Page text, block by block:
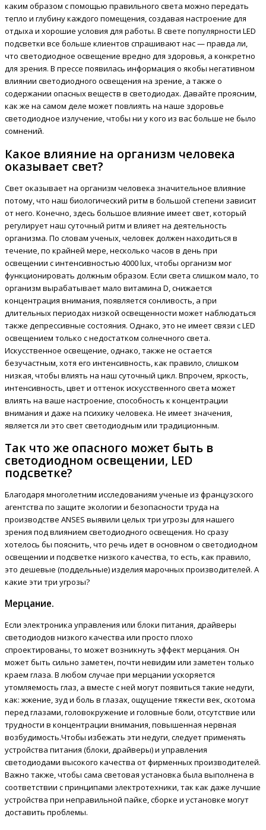
каким образом с помощью правильного света можно передать
тепло и глубину каждого помещения, создавая настроение для
отдыха и хорошие условия для работы. В свете популярности LED
подсветки все больше клиентов спрашивают нас — правда ли,
что светодиодное освещение вредно для здоровья, а конкретно
для зрения. В прессе появилась информация о якобы негативном
влиянии светодиодного освещения на зрение, а также о
содержании опасных веществ в светодиодах. Давайте проясним,
как же на самом деле может повлиять на наше здоровье
светодиодное излучение, чтобы ни у кого из вас больше не было
сомнений.
Какое влияние на организм человека
оказывает свет?
Свет оказывает на организм человека значительное влияние
потому, что наш биологический ритм в большой степени зависит
от него. Конечно, здесь большое влияние имеет свет, который
регулирует наш суточный ритм и влияет на деятельность
организма. По словам ученых, человек должен находиться в
течение, по крайней мере, несколько часов в день при
освещении с интенсивностью 4000 lux, чтобы организм мог
функционировать должным образом. Если света слишком мало, то
организм вырабатывает мало витамина D, снижается
концентрация внимания, появляется сонливость, а при
длительных периодах низкой освещенности может наблюдаться
также депрессивные состояния. Однако, это не имеет связи с LED
освещением только с недостатком солнечного света.
Искусственное освещение, однако, также не остается
безучастным, хотя его интенсивность, как правило, слишком
низкая, чтобы влиять на наш суточный цикл. Впрочем, яркость,
интенсивность, цвет и оттенок искусственного света может
влиять на ваше настроение, способность к концентрации
внимания и даже на психику человека. Не имеет значения,
является ли это свет светодиодным или традиционным.
Так что же опасного может быть в
светодиодном освещении, LED
подсветке?
Благодаря многолетним исследованиям ученые из французского
агентства по защите экологии и безопасности труда на
производстве ANSES выявили целых три угрозы для нашего
зрения под влиянием светодиодного освещения. Но сразу
хотелось бы пояснить, что речь идет в основном о светодиодном
освещении и подсветке низкого качества, то есть, как правило,
это дешевые (поддельные) изделия марочных производителей. А
какие эти три угрозы?
Мерцание.
Если электроника управления или блоки питания, драйверы
светодиодов низкого качества или просто плохо
спроектированы, то может возникнуть эффект мерцания. Он
может быть сильно заметен, почти невидим или заметен только
краем глаза. В любом случае при мерцании ускоряется
утомляемость глаз, а вместе с ней могут появиться такие недуги,
как: жжение, зуд и боль в глазах, ощущение тяжести век, скотома
перед глазами, головокружение и головные боли, отсутствие или
трудности в концентрации внимания, повышенная нервная
возбудимость.Чтобы избежать эти недуги, следует применять
устройства питания (блоки, драйверы) и управления
светодиодами высокого качества от фирменных производителей.
Важно также, чтобы сама световая установка была выполнена в
соответствии с принципами электротехники, так как даже лучшие
устройства при неправильной пайке, сборке и установке могут
доставить проблемы.